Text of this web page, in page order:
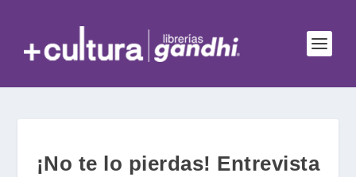
¡No te lo pierdas! Entrevista